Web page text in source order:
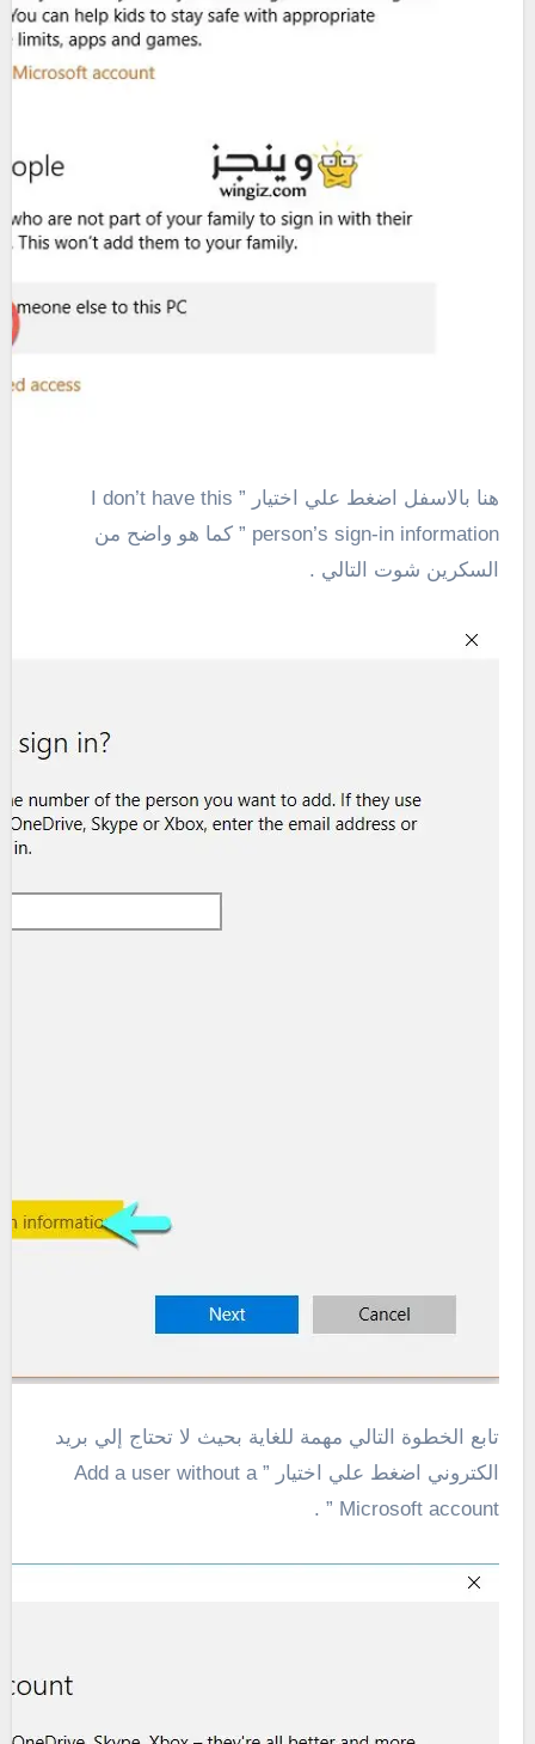
هنا بالاسفل اضغط علي اختيار ” I don’t have this
person’s sign-in information ” كما هو واضح من
السكرين شوت التالي .
تابع الخطوة التالي مهمة للغاية بحيث لا تحتاج إلي بريد
الكتروني اضغط علي اختيار ” Add a user without a
Microsoft account ” .